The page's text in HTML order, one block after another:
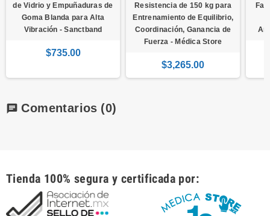
de Vidrio y Empuñaduras de
Goma Blanda para Alta
Vibración - Sanctband
$735.00
Resistencia de 150 kg para
Entrenamiento de Equilibrio,
Coordinación, Ganancia de
Fuerza - Médica Store
$3,265.00
chat Comentarios (0)
Tienda 100% segura y certificada por: